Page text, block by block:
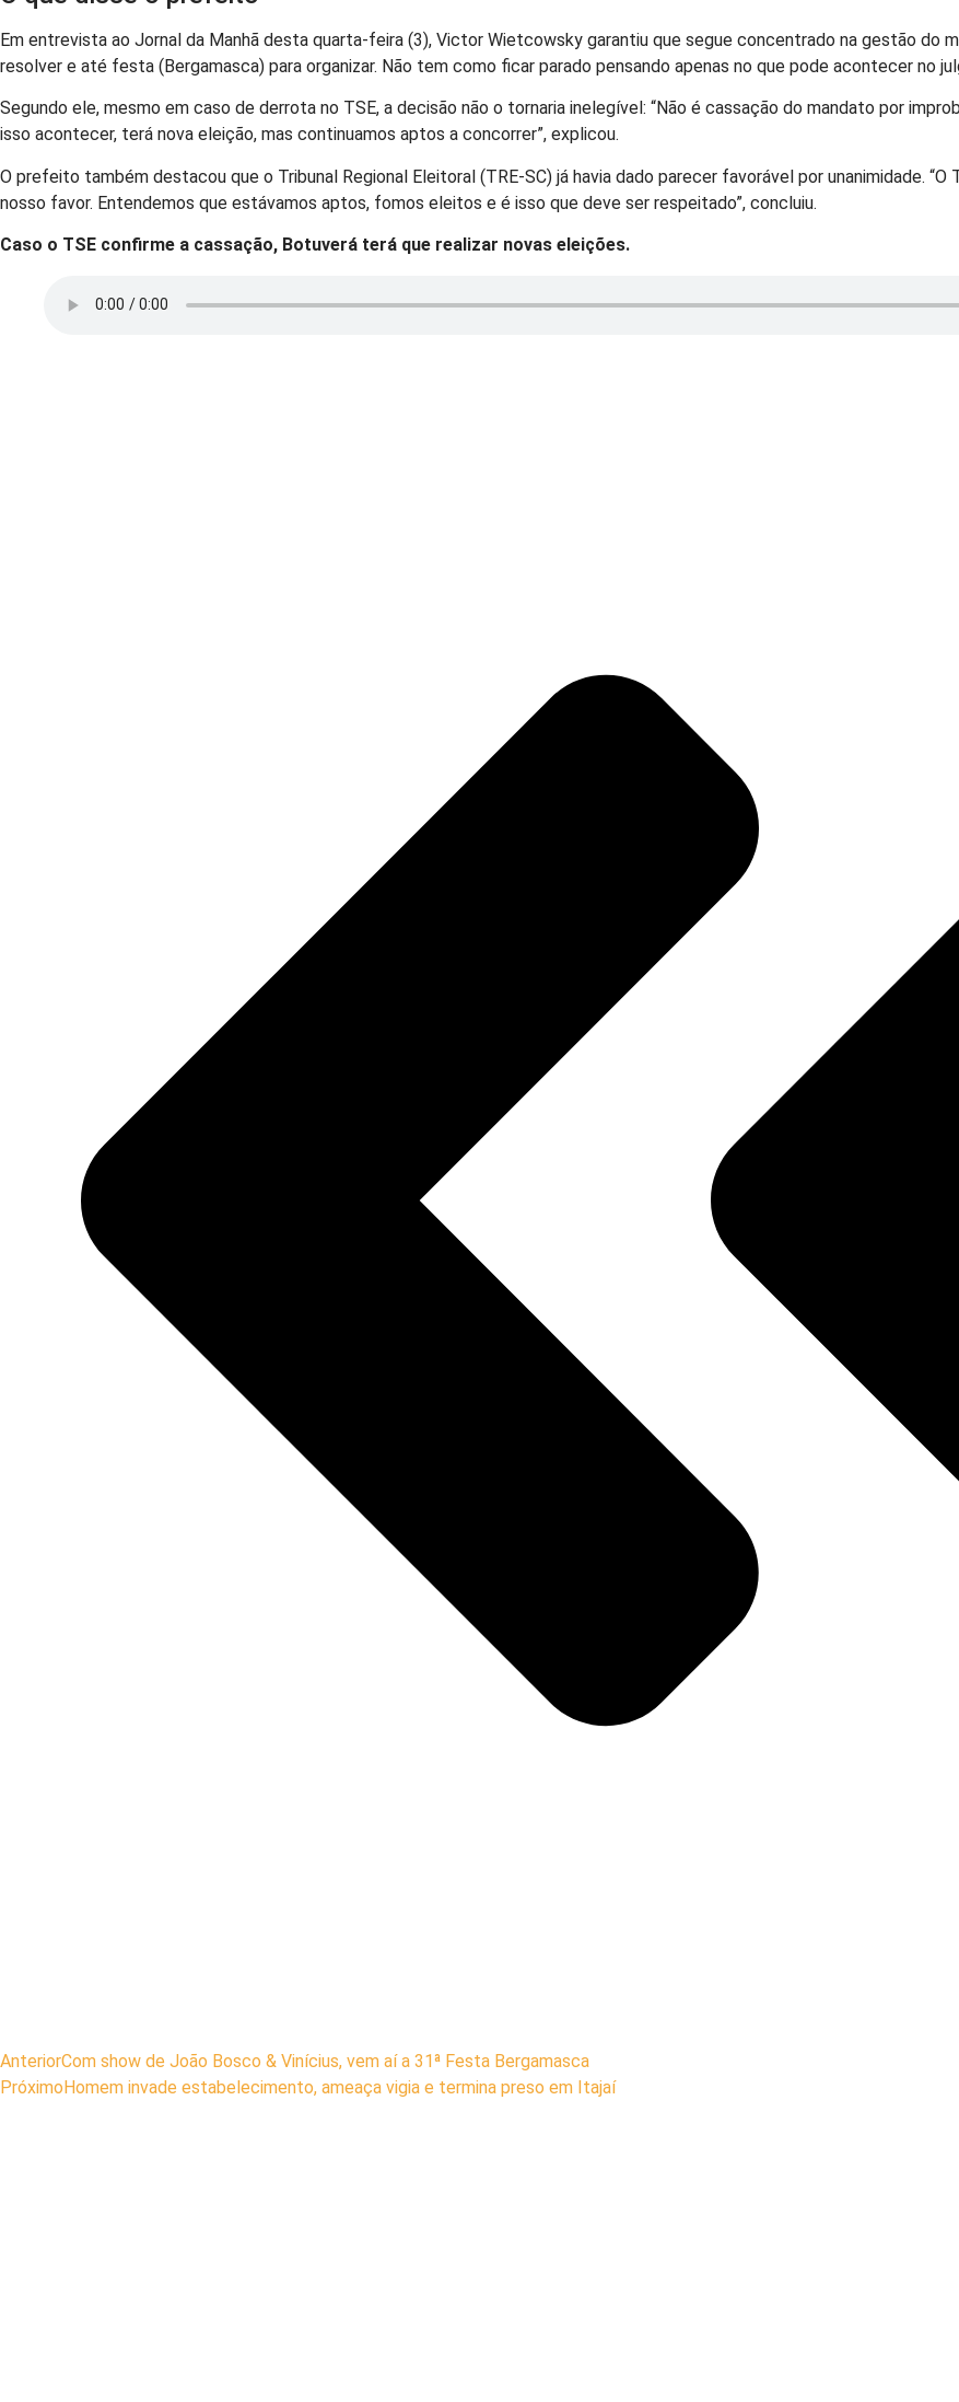
Em entrevista ao Jornal da Manhã desta quarta-feira (3), Victor Wietcowsky garantiu que segue concentrado na gestão do
resolver e até festa (Bergamasca) para organizar. Não tem como ficar parado pensando apenas no que pode acontecer no
Segundo ele, mesmo em caso de derrota no TSE, a decisão não o tornaria inelegível: “Não é cassação do mandato por
isso acontecer, terá nova eleição, mas continuamos aptos a concorrer”, explicou.
O prefeito também destacou que o Tribunal Regional Eleitoral (TRE-SC) já havia dado parecer favorável por unanimidade.
nosso favor. Entendemos que estávamos aptos, fomos eleitos e é isso que deve ser respeitado”, concluiu.
Caso o TSE confirme a cassação, Botuverá terá que realizar novas eleições.
AnteriorCom show de João Bosco & Vinícius, vem aí a 31ª Festa Bergamasca
PróximoHomem invade estabelecimento, ameaça vigia e termina preso em Itajaí